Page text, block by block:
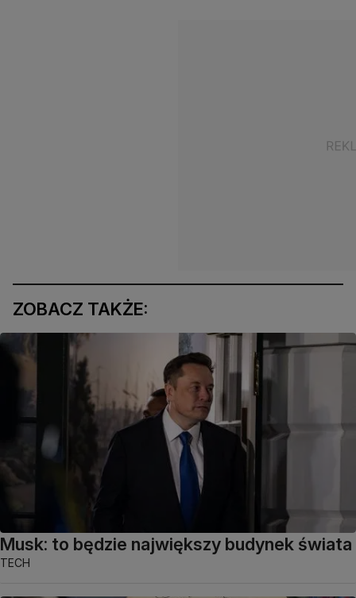
ZOBACZ TAKŻE:
Musk: to będzie największy budynek świata
TECH